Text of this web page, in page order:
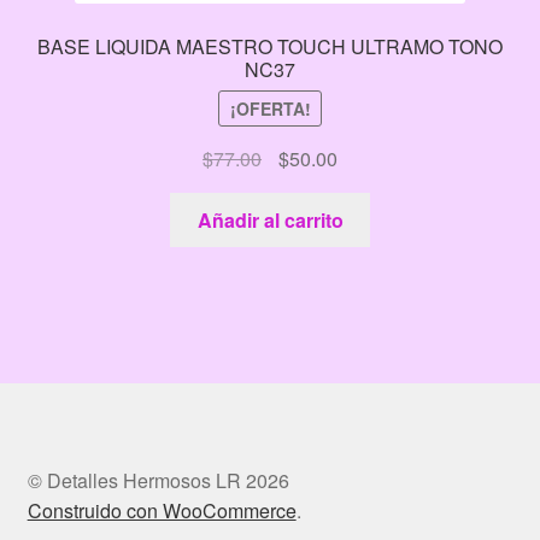
BASE LIQUIDA MAESTRO TOUCH ULTRAMO TONO
NC37
¡OFERTA!
$77.00
El
precio
original
era:
$50.00El
precio
actual
es:
Añadir al carrito
© Detalles Hermosos LR 2026
Construido con WooCommerce.